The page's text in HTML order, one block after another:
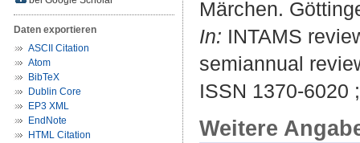
Daten exportieren
ASCII Citation
Atom
BibTeX
Dublin Core
EP3 XML
EndNote
HTML Citation
Märchen.
In: INTAMS
semiannual
ISSN 1370-6020
Weitere